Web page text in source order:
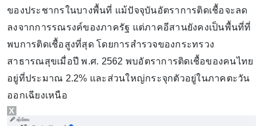
ของประชากรในบางพื้นที่ แม้ปัจจุบันอัตราการติดเชื้อจะลด
ลงจากการรณรงค์ของภาครัฐ แต่ภาคอีสานยังคงเป็นพื้นที่ที่
พบการติดเชื้อสูงที่สุด โดยการสำรวจของกระทรวง
สาธารณสุขเมื่อปี พ.ศ. 2562 พบอัตราการติดเชื้อของคนไทย
อยู่ที่ประมาณ 2.2% และส่วนใหญ่กระจุกตัวอยู่ในภาคตะวัน
ออกเฉียงเหนือ
X